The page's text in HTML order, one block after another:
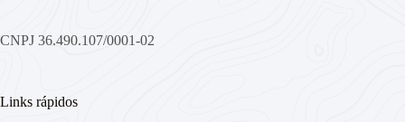
CNPJ 36.490.107/0001-02
Links rápidos